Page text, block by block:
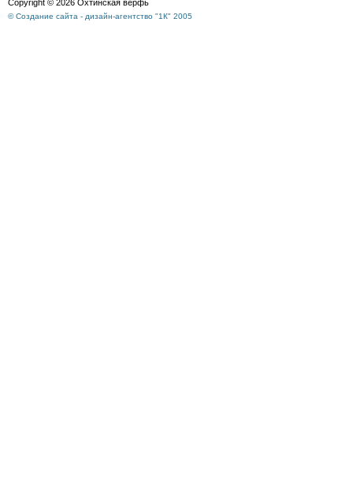
Copyright © 2026 Охтинская верфь
© Создание сайта - дизайн-агентство "1К" 2005